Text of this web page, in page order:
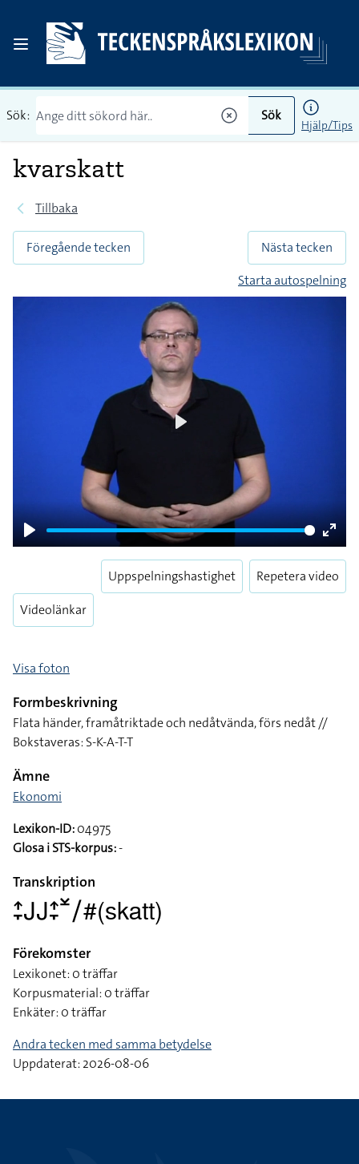
Sök: Sök
Hjälp/Tips
kvarskatt
Tillbaka
Föregående tecken
Nästa tecken
Starta autospelning
Play
Enter
Videolänkar
Uppspelningshastighet Repetera video
Visa foton
Formbeskrivning
Flata händer, framåtriktade och nedåtvända, förs nedåt //
Bokstaveras: S-K-A-T-T
Ämne
Ekonomi
Lexikon-ID:04975
Glosa i STS-korpus:-
Transkription
􌤴􌥙􌤢􌤢􌤴􌥙􌥸􌥠#(skatt)
Förekomster
Lexikonet: 0 träffar
Korpusmaterial: 0 träffar
Enkäter: 0 träffar
Andra tecken med samma betydelse
Uppdaterat: 2026-08-06